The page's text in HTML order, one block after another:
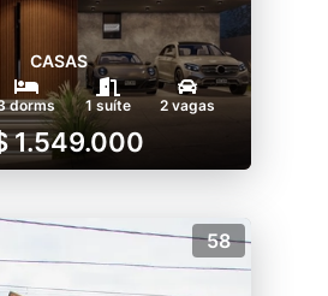
CASAS
dorms 1 suíte 2 vagas
1.549.000
58